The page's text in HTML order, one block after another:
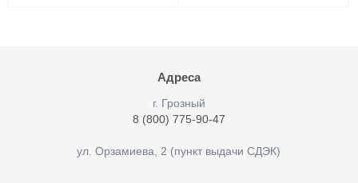
Адреса
г. Грозный
8 (800) 775-90-47
ул. Орзамиева, 2 (пункт выдачи СДЭК)